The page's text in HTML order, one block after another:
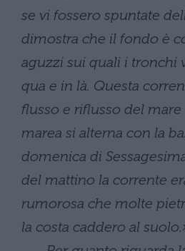
se vi fossero spuntate
dimostra che il fondo è
aguzzi sui quali i tronchi
qua e in là. Questa
flusso e riflusso del mare
marea si alterna con la
domenica di
del mattino la corrente
rumorosa che molte
la costa caddero al